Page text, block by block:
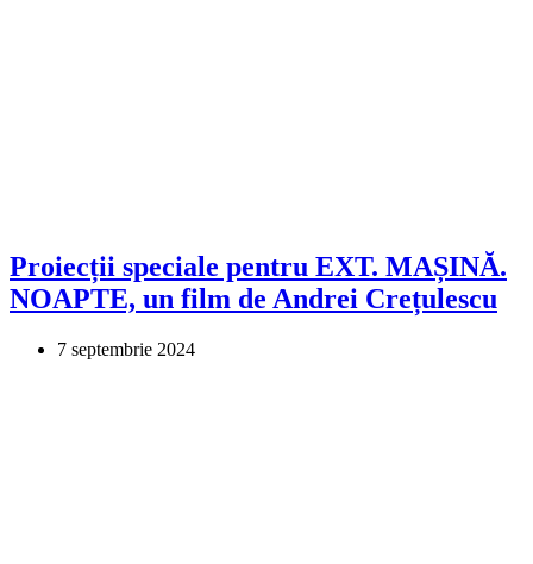
Proiecții speciale pentru EXT. MAȘINĂ.
NOAPTE, un film de Andrei Crețulescu
7 septembrie 2024